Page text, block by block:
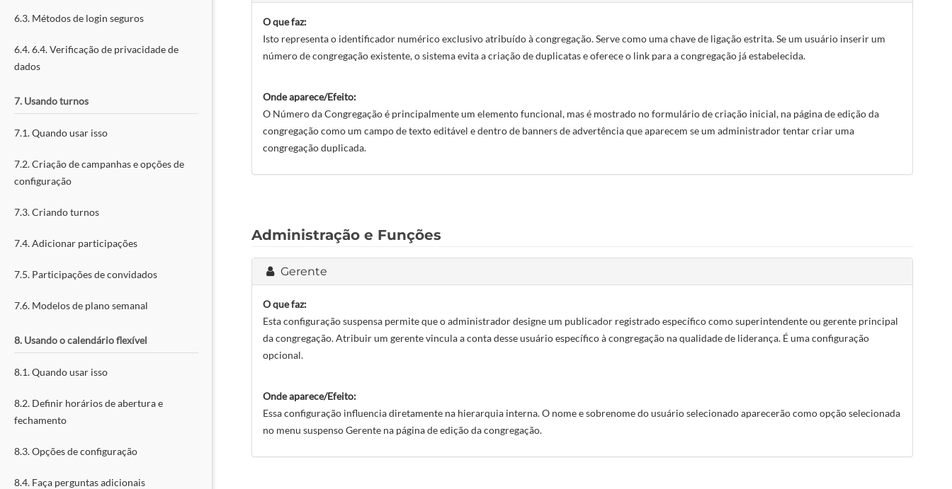
6.3. Métodos de login seguros
6.4. 6.4. Verificação de privacidade de
dados
7. Usando turnos
7.1. Quando usar isso
7.2. Criação de campanhas e opções de
configuração
7.3. Criando turnos
7.4. Adicionar participações
7.5. Participações de convidados
7.6. Modelos de plano semanal
8. Usando o calendário flexível
8.1. Quando usar isso
8.2. Definir horários de abertura e
fechamento
8.3. Opções de configuração
8.4. Faça perguntas adicionais
O que faz:
Isto representa o identificador numérico exclusivo atribuído à congregação. Serve como uma chave de ligação estrita. Se um usuário inserir um
número de congregação existente, o sistema evita a criação de duplicatas e oferece o link para a congregação já estabelecida.
Onde aparece/Efeito:
O Número da Congregação é principalmente um elemento funcional, mas é mostrado no formulário de criação inicial, na página de edição da
congregação como um campo de texto editável e dentro de banners de advertência que aparecem se um administrador tentar criar uma
congregação duplicada.
Administração e Funções
Gerente
O que faz:
Esta configuração suspensa permite que o administrador designe um publicador registrado específico como superintendente ou gerente principal
da congregação. Atribuir um gerente vincula a conta desse usuário específico à congregação na qualidade de liderança. É uma configuração
opcional.
Onde aparece/Efeito:
Essa configuração influencia diretamente na hierarquia interna. O nome e sobrenome do usuário selecionado aparecerão como opção selecionada
no menu suspenso Gerente na página de edição da congregação.